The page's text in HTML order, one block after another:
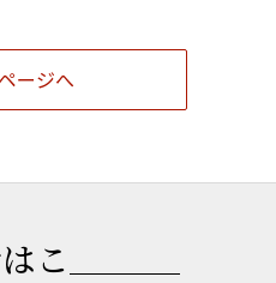
ージへ
こ